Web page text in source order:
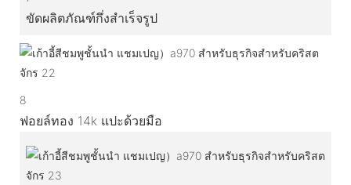
ขัดผลิตภัณฑ์กึ่งสำเร็จรูป
8
ฟอยล์ทอง 14k แปะด้วยมือ